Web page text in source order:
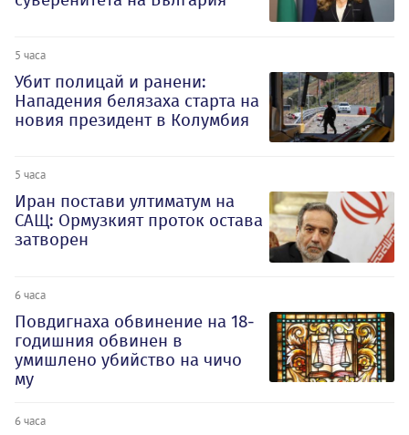
5 часа
Убит полицай и ранени:
Нападения белязаха старта на
новия президент в Колумбия
5 часа
Иран постави ултиматум на
САЩ: Ормузкият проток остава
затворен
6 часа
Повдигнаха обвинение на 18-
годишния обвинен в
умишлено убийство на чичо
му
6 часа